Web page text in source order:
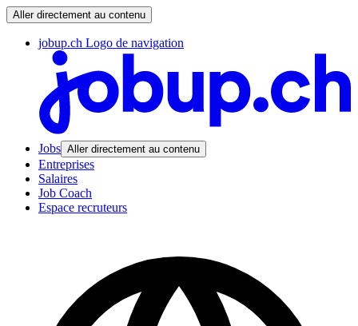
Aller directement au contenu
jobup.ch Logo de navigation
Jobs Aller directement au contenu
Entreprises
Salaires
Job Coach
Espace recruteurs